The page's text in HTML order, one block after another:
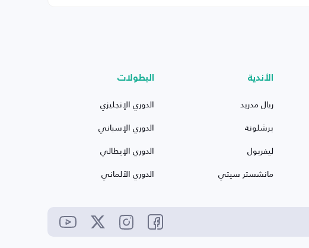
الأندية
ريال مدريد
برشلونة
ليفربول
مانشستر سيتي
البطولات
الدوري الإنجليزي
الدوري الإسباني
الدوري الإيطالي
الدوري الألماني